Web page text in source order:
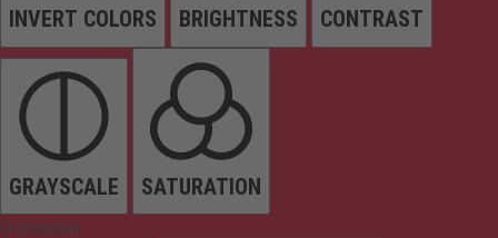
INVERT COLORS BRIGHTNESS CONTRAST
GRAYSCALE SATURATION
Orientation